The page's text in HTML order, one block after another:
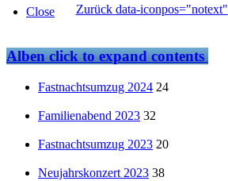
Zurück data-iconpos="notext"
Close
Albenclick to expand contents
Fastnachtsumzug 2024 24
Familienabend 2023 32
Fastnachtsumzug 2023 20
Neujahrskonzert 2023 38